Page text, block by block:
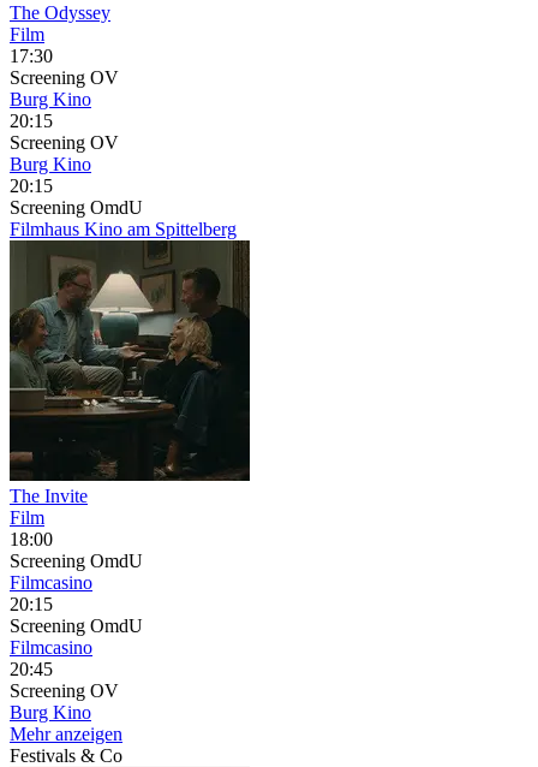
The Odyssey
Film
17:30
Screening OV
Burg Kino
20:15
Screening OV
Burg Kino
20:15
Screening OmdU
Filmhaus Kino am Spittelberg
The Invite
Film
18:00
Screening OmdU
Filmcasino
20:15
Screening OmdU
Filmcasino
20:45
Screening OV
Burg Kino
Mehr anzeigen
Festivals & Co